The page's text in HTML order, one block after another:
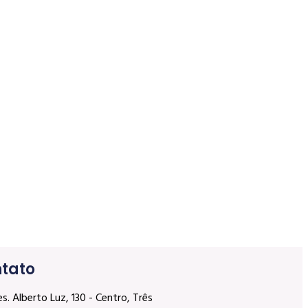
Alberto Luz, 130 - Centro, Três